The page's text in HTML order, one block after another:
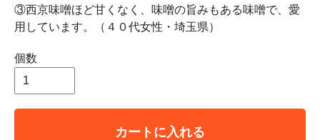
③西京味噌ほど甘くなく、味噌の旨みもある味噌で、愛
用しています。（４０代女性・埼玉県）
個数
カートに入れる